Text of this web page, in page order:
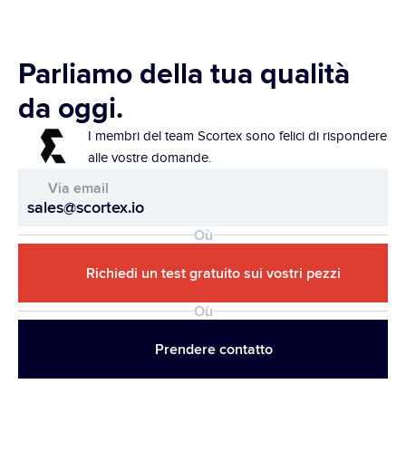
Parliamo della tua qualità
da oggi.
I membri del team Scortex sono felici di rispondere
alle vostre domande.
Via email
sales@scortex.io
Où
Richiedi un test gratuito sui vostri pezzi
Où
Prendere contatto